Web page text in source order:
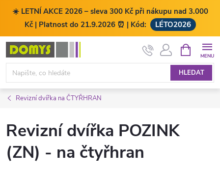
☀️ LETNÍ AKCE 2026 – sleva 300 Kč při nákupu nad 3.000
Kč | Platnost do 21.9.2026 ⏰ | Kód:
LÉTO2026
Přejít
obsah
HLEDAT
NÁKUPNÍ
KOŠÍK
Revizní dvířka na ČTYŘHRAN
Revizní dvířka POZINK
(ZN) - na čtyřhran